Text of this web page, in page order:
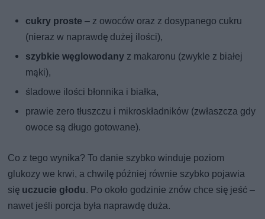
cukry proste – z owoców oraz z dosypanego cukru
(nieraz w naprawdę dużej ilości),
szybkie węglowodany z makaronu (zwykle z białej
mąki),
śladowe ilości błonnika i białka,
prawie zero tłuszczu i mikroskładników (zwłaszcza gdy
owoce są długo gotowane).
Co z tego wynika? To danie szybko winduje poziom
glukozy we krwi, a chwilę później równie szybko pojawia
się uczucie głodu. Po około godzinie znów chce się jeść –
nawet jeśli porcja była naprawdę duża.